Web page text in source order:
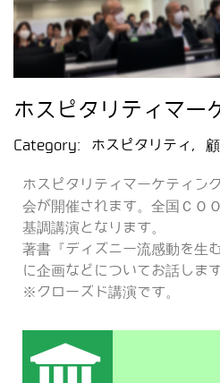
ホスピタリティマー
Category: ホスピタリティ ,
ホスピタリティマーケティン
会が開催されます。全国ＣＯ
基調講演となります。
著書『ディズニー流感動を生
に企画などについてお話します
※クローズド講演です。